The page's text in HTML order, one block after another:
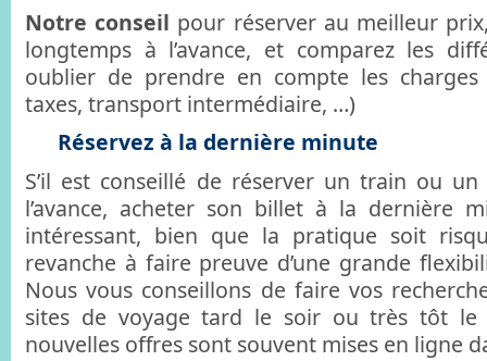
Notre conseil pour réserver au meilleur
longtemps à l’avance, et comparez les
oublier de prendre en compte les charges
taxes, transport intermédiaire, …)
Réservez à la dernière minute
S’il est conseillé de réserver un train ou
l’avance, acheter son billet à la dernière
intéressant, bien que la pratique soit
revanche à faire preuve d’une grande
Nous vous conseillons de faire vos
sites de voyage tard le soir ou très tôt le
nouvelles offres sont souvent mises en ligne